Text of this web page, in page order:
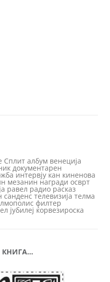
Сплит албум венеција
документарен
интервју кан киненова
мезанин награди осврт
равел радио расказ
санденс телевизија телма
филтер
јубилеј ќорвезироска
КНИГА…